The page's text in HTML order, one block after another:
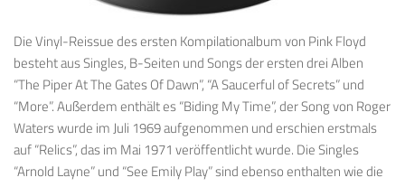
Die Vinyl-Reissue des ersten Kompilationalbum von Pink Floyd
besteht aus Singles, B-Seiten und Songs der ersten drei Alben
“The Piper At The Gates Of Dawn”, “A Saucerful of Secrets” und
“More”. Außerdem enthält es “Biding My Time”, der Song von Roger
Waters wurde im Juli 1969 aufgenommen und erschien erstmals
auf “Relics”, das im Mai 1971 veröffentlicht wurde. Die Singles
“Arnold Layne” und “See Emily Play” sind ebenso enthalten wie die